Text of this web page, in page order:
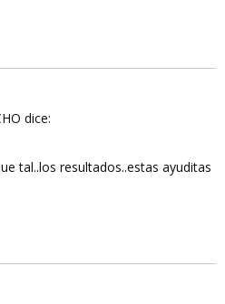
dice:
tal..los resultados..estas ayuditas